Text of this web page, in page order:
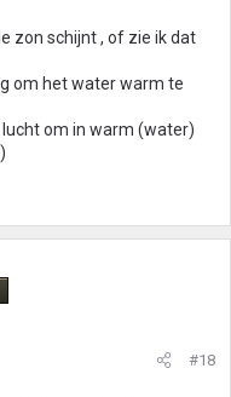
zon schijnt , of zie ik dat
om het water warm te
om in warm (water)
#18